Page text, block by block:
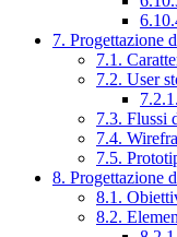
7. Progettazione
7.1.
7.2. User
7.3. Flussi
7.4.
7.5.
8. Progettazione
8.1.
8.2.